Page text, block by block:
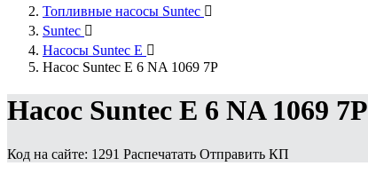
Топливные насосы Suntec 
Suntec 
Насосы Suntec E 
Насос Suntec E 6 NA 1069 7P
Насос Suntec E 6 NA 1069 7P
Код на сайте: 1291 Распечатать Отправить КП